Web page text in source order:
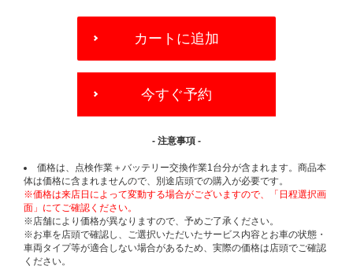
OPTIONS
カートに追加
今すぐ予約
- 注意事項 -
価格は、点検作業＋バッテリー交換作業1台分が含まれます。商品本
体は価格に含まれませんので、別途店頭での購入が必要です。
※価格は来店日によって変動する場合がございますので、「日程選択画
面」にてご確認ください。
※店舗により価格が異なりますので、予めご了承ください。
※お車を店頭で確認し、ご選択いただいたサービス内容とお車の状態・
車両タイプ等が適合しない場合があるため、実際の価格は店頭でご確認
ください。